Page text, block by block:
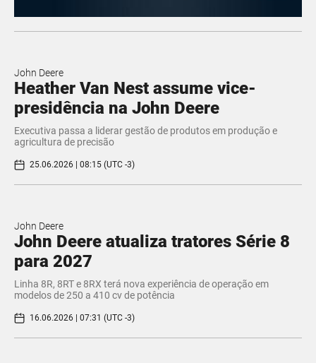
John Deere
Heather Van Nest assume vice-
presidência na John Deere
Executiva passa a liderar gestão de produtos em produção e
agricultura de precisão
25.06.2026 | 08:15 (UTC -3)
John Deere
John Deere atualiza tratores Série 8
para 2027
Linha 8R, 8RT e 8RX terá nova experiência de operação em
modelos de 250 a 410 cv de potência
16.06.2026 | 07:31 (UTC -3)